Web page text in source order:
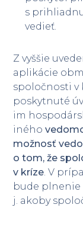
s
vedieť.
Z vyššie
aplikácie
spoločnosti v
poskytnuté
im
iného
možnosť
o tom, že
v kríze. V
bude plnenie
j. akoby